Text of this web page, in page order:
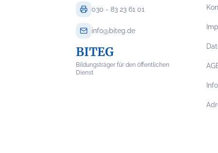
030 - 83 23 61 01
info@biteg.de
BITEG
Bildungsträger für den öffentlichen
Dienst